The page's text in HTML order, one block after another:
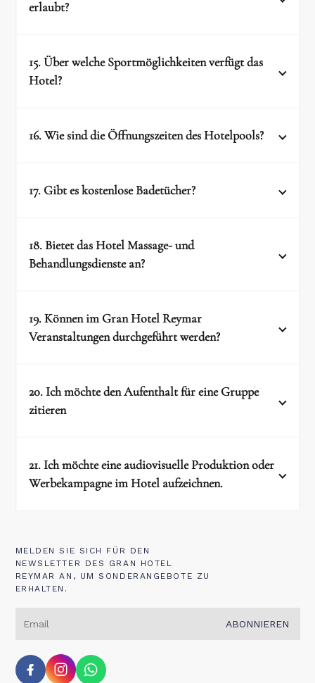
und im Bed & Breakfast-Regime enthalten
erlaubt?
15. Über welche Sportmöglichkeiten verfügt das
Hotel?
20:00 Uhr
9:00 bis 19:30 Uhr
16. Wie sind die Öffnungszeiten des Hotelpools?
17. Gibt es kostenlose Badetücher?
Das Gran Hotel Reymar stellt keine
kostenlosen Poolhandtücher zur Verfügung
18. Bietet das Hotel Massage- und
Behandlungsdienste an?
und alle Arten von Gesichts- und
19. Können im Gran Hotel Reymar
Veranstaltungen durchgeführt werden?
20. Ich möchte den Aufenthalt für eine Gruppe
zitieren
21. Ich möchte eine audiovisuelle Produktion oder
Werbekampagne im Hotel aufzeichnen.
Dreharbeiten
MELDEN SIE SICH FÜR DEN
NEWSLETTER DES GRAN HOTEL
REYMAR AN, UM SONDERANGEBOTE ZU
ERHALTEN.
ABONNIEREN